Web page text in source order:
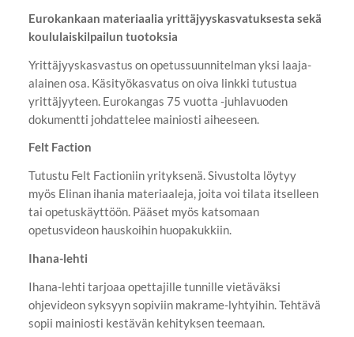
Eurokankaan materiaalia yrittäjyyskasvatuksesta sekä
koululaiskilpailun tuotoksia
Yrittäjyyskasvastus on opetussuunnitelman yksi laaja-
alainen osa. Käsityökasvatus on oiva linkki tutustua
yrittäjyyteen. Eurokangas 75 vuotta -juhlavuoden
dokumentti johdattelee mainiosti aiheeseen.
Felt Faction
Tutustu Felt Factioniin yrityksenä. Sivustolta löytyy
myös Elinan ihania materiaaleja, joita voi tilata itselleen
tai opetuskäyttöön. Pääset myös katsomaan
opetusvideon hauskoihin huopakukkiin.
Ihana-lehti
Ihana-lehti tarjoaa opettajille tunnille vietäväksi
ohjevideon syksyyn sopiviin makrame-lyhtyihin. Tehtävä
sopii mainiosti kestävän kehityksen teemaan.